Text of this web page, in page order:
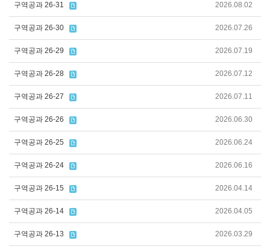
구역공과 26-31 2026.08.02
구역공과 26-30 2026.07.26
구역공과 26-29 2026.07.19
구역공과 26-28 2026.07.12
구역공과 26-27 2026.07.11
구역공과 26-26 2026.06.30
구역공과 26-25 2026.06.24
구역공과 26-24 2026.06.16
구역공과 26-15 2026.04.14
구역공과 26-14 2026.04.05
구역공과 26-13 2026.03.29